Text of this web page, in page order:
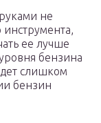
не
инструмента,
ее лучше
бензина
слишком
бензин